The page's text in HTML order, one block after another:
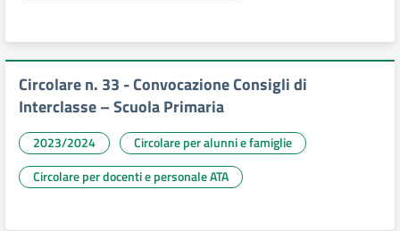
Circolare n. 33 - Convocazione Consigli di
Interclasse – Scuola Primaria
2023/2024
Circolare per alunni e famiglie
Circolare per docenti e personale ATA